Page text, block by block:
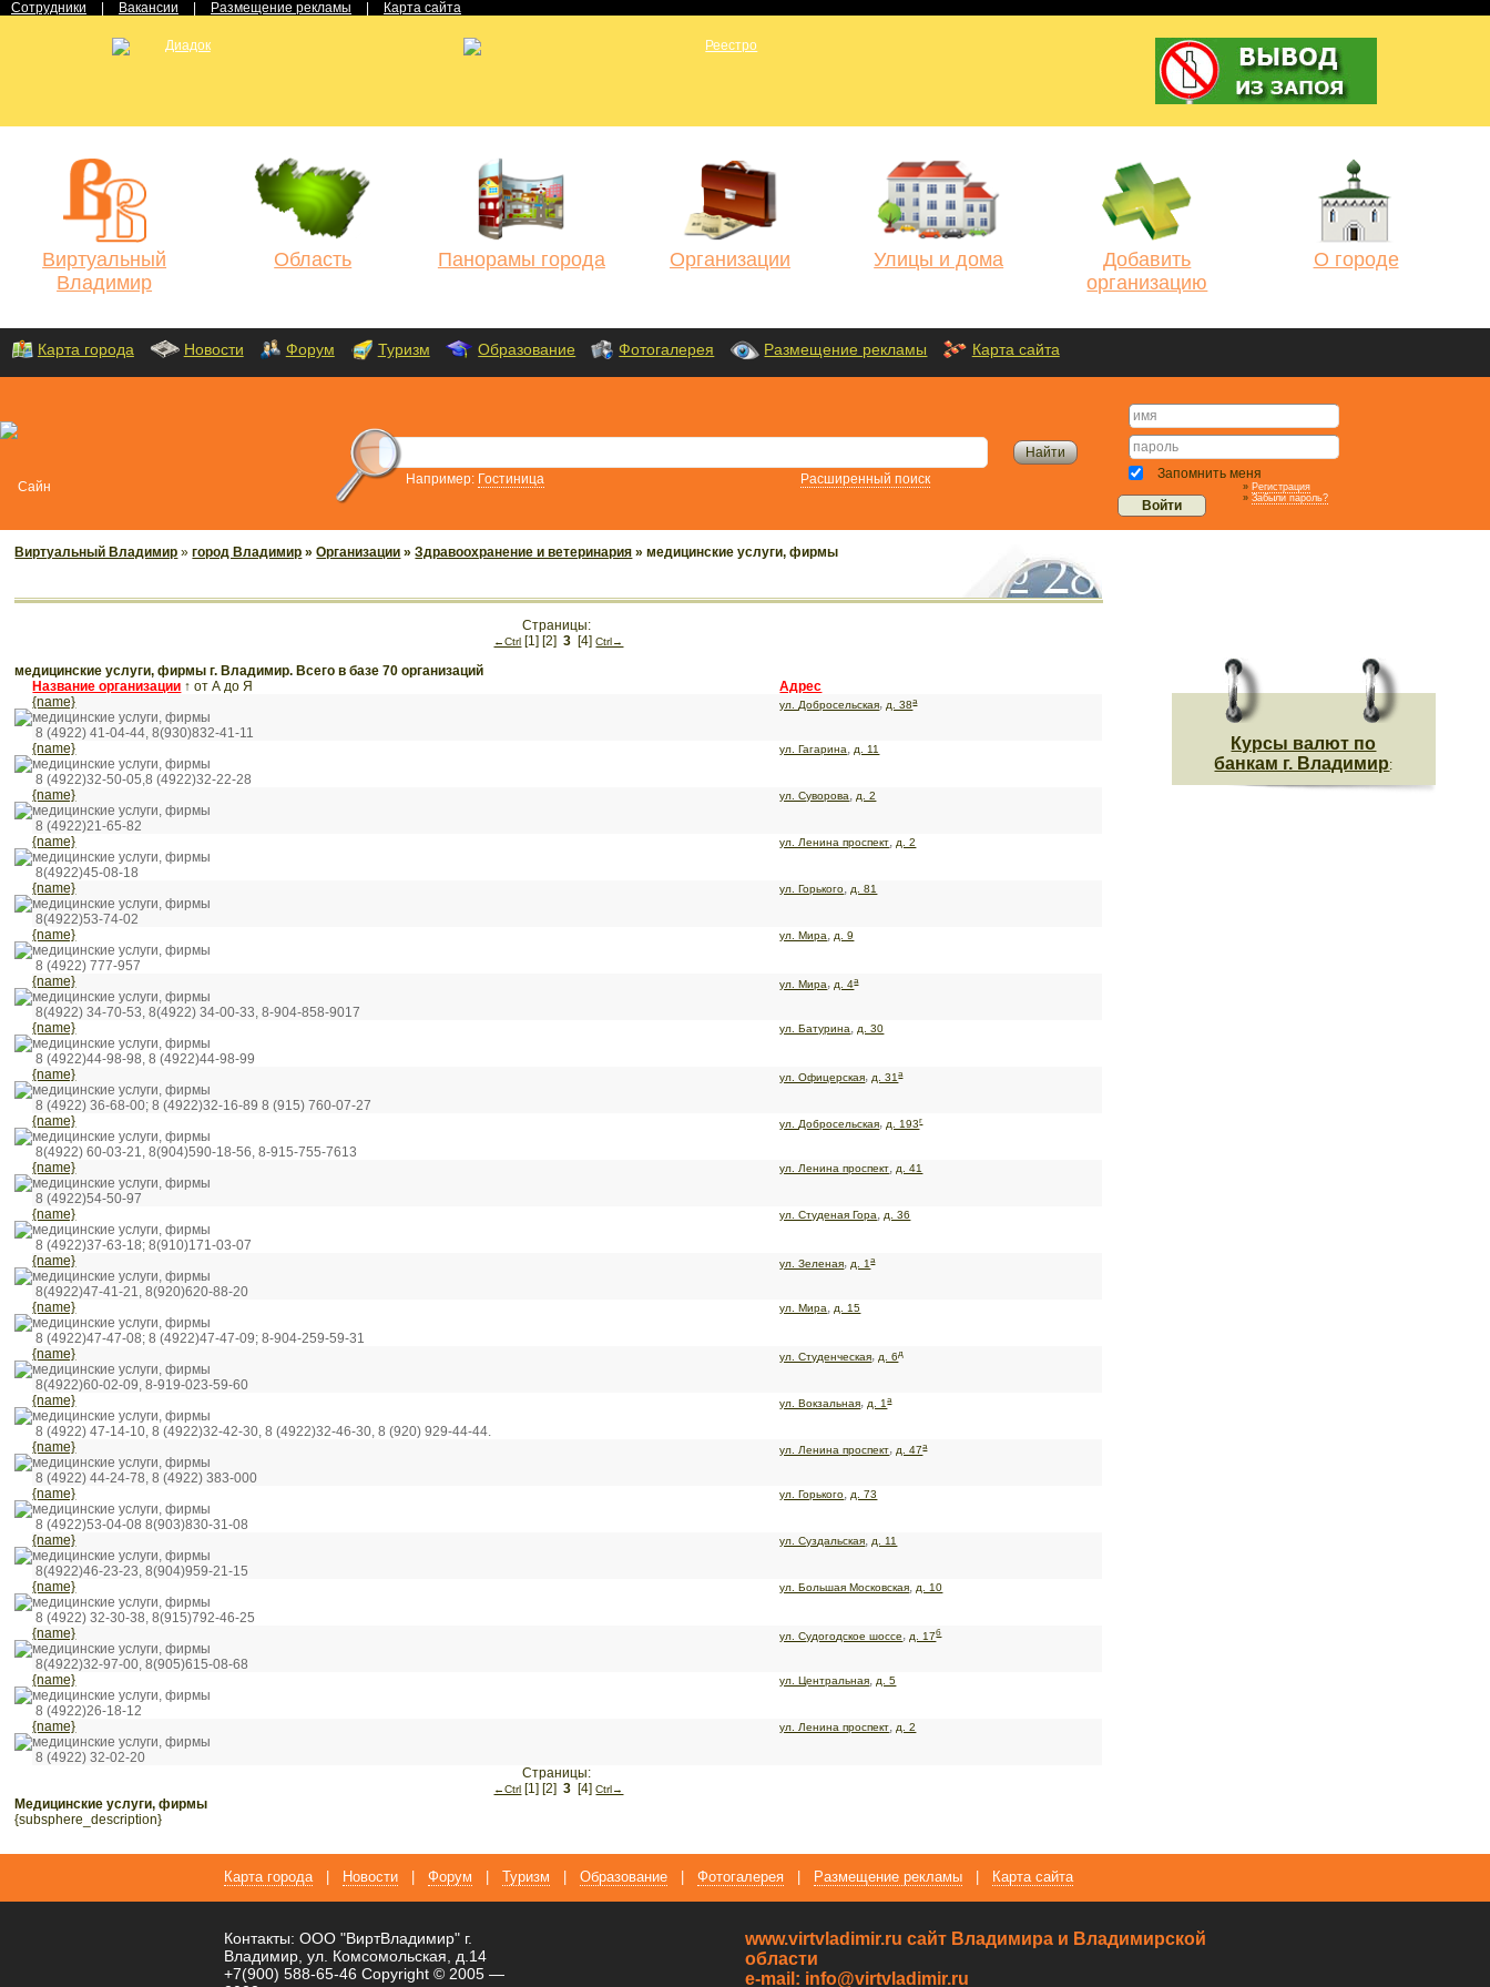
Сотрудники Вакансии Размещение рекламы Карта сайта
Виртуальный
Владимир
Область Панорамы города Организации Улицы и дома
Добавить
организацию
О городе
Карта города Новости Форум Туризм Образование Фотогалерея Размещение рекламы Карта сайта
Например: Гостиница Расширенный поиск Запомнить меня
» Регистрация
» Забыли пароль?
Виртуальный Владимир »город Владимир »Организации »Здравоохранение и ветеринария » медицинские услуги, фирмы
Страницы:
←Сtrl [1] [2] 3 [4] Сtrl→
медицинские услуги, фирмы г. Владимир. Всего в базе 70 организаций
Название организации ↑ от А до Я
Адрес
{name}
медицинские услуги, фирмы
8 (4922) 41-04-44, 8(930)832-41-11
ул. Добросельская, д. 38а
{name}
медицинские услуги, фирмы
8 (4922)32-50-05,8 (4922)32-22-28
ул. Гагарина,д. 11
{name}
медицинские услуги, фирмы
8 (4922)21-65-82
ул. Суворова,д. 2
{name}
медицинские услуги, фирмы
8(4922)45-08-18
ул. Ленина проспект,д. 2
{name}
медицинские услуги, фирмы
8(4922)53-74-02
ул. Горького,д. 81
{name}
медицинские услуги, фирмы
8 (4922) 777-957
ул. Мира,д. 9
{name}
медицинские услуги, фирмы
8(4922) 34-70-53, 8(4922) 34-00-33, 8-904-858-9017
ул. Мира, д. 4а
{name}
медицинские услуги, фирмы
8 (4922)44-98-98, 8 (4922)44-98-99
ул. Батурина,д. 30
{name}
медицинские услуги, фирмы
8 (4922) 36-68-00; 8 (4922)32-16-89 8 (915) 760-07-27
ул. Офицерская, д. 31а
{name}
медицинские услуги, фирмы
8(4922) 60-03-21, 8(904)590-18-56, 8-915-755-7613
ул. Добросельская, д. 193г
{name}
медицинские услуги, фирмы
8 (4922)54-50-97
ул. Ленина проспект,д. 41
{name}
медицинские услуги, фирмы
8 (4922)37-63-18; 8(910)171-03-07
ул. Студеная Гора,д. 36
{name}
медицинские услуги, фирмы
8(4922)47-41-21, 8(920)620-88-20
ул. Зеленая, д. 1а
{name}
медицинские услуги, фирмы
8 (4922)47-47-08; 8 (4922)47-47-09; 8-904-259-59-31
ул. Мира,д. 15
{name}
медицинские услуги, фирмы
8(4922)60-02-09, 8-919-023-59-60
ул. Студенческая, д. 6д
{name}
медицинские услуги, фирмы
8 (4922) 47-14-10, 8 (4922)32-42-30, 8 (4922)32-46-30, 8 (920) 929-44-44.
ул. Вокзальная, д. 1а
{name}
медицинские услуги, фирмы
8 (4922) 44-24-78, 8 (4922) 383-000
ул. Ленина проспект, д. 47а
{name}
медицинские услуги, фирмы
8 (4922)53-04-08 8(903)830-31-08
ул. Горького,д. 73
{name}
медицинские услуги, фирмы
8(4922)46-23-23, 8(904)959-21-15
ул. Суздальская,д. 11
{name}
медицинские услуги, фирмы
8 (4922) 32-30-38, 8(915)792-46-25
ул. Большая Московская,д. 10
{name}
медицинские услуги, фирмы
8(4922)32-97-00, 8(905)615-08-68
ул. Судогодское шоссе, д. 17б
{name}
медицинские услуги, фирмы
8 (4922)26-18-12
ул. Центральная,д. 5
{name}
медицинские услуги, фирмы
8 (4922) 32-02-20
ул. Ленина проспект,д. 2
Страницы:
←Сtrl [1] [2] 3 [4] Сtrl→
медицинские услуги, фирмы
{subsphere_description}
Курсы валют по
банкам г. Владимир:
Карта города Новости Форум Туризм Образование Фотогалерея Размещение рекламы Карта сайта
Контакты: ООО "ВиртВладимир" г.
Владимир, ул. Комсомольская, д.14
+7(900) 588-65-46 Copyright © 2005 —
www.virtvladimir.ru cайт Владимира и Владимирской
области
e-mail: info@virtvladimir.ru